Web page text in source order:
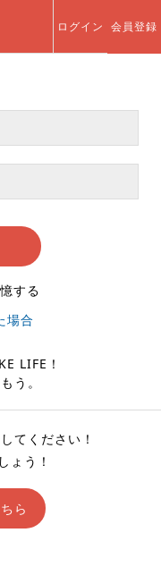
ログイン 会員登録
する
場合
LIFE！
う。
てください！
ょう！
ら